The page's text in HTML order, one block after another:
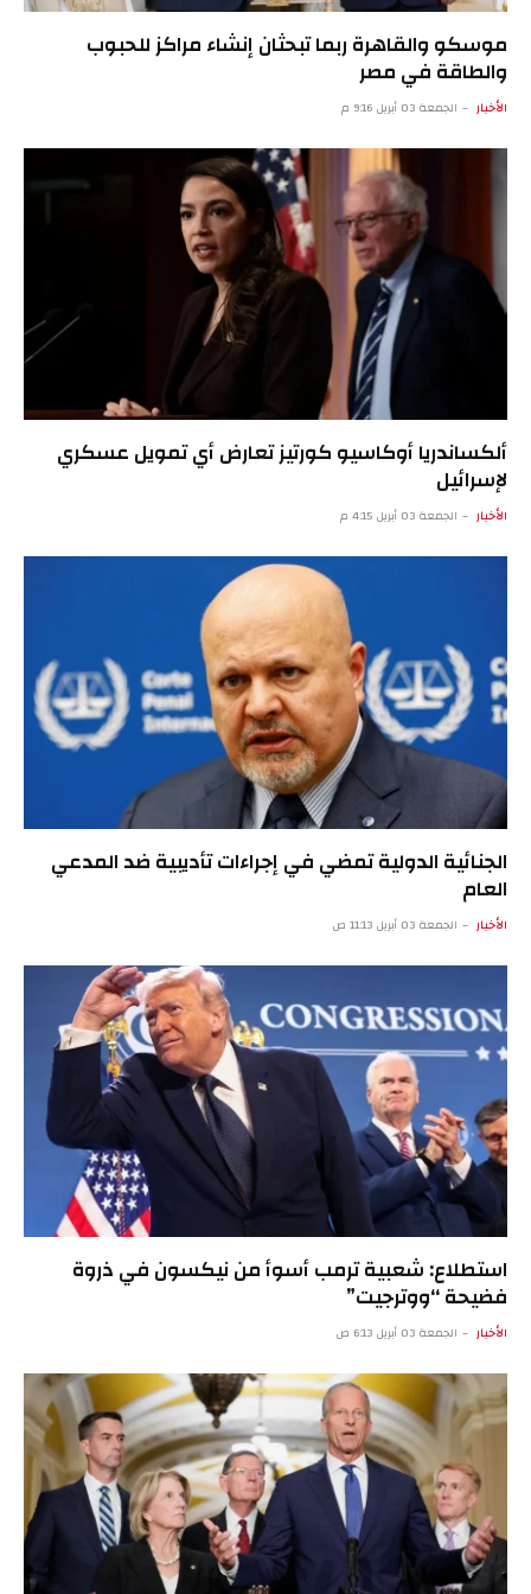
موسكو والقاهرة ربما تبحثان إنشاء مراكز للحبوب
والطاقة في مصر
الأخبار الجمعة 03 أبريل 9:16 م
ألكساندريا أوكاسيو كورتيز تعارض أي تمويل عسكري
لإسرائيل
الأخبار الجمعة 03 أبريل 4:15 م
الجنائية الدولية تمضي في إجراءات تأديبية ضد المدعي
العام
الأخبار الجمعة 03 أبريل 11:13 ص
استطلاع: شعبية ترمب أسوأ من نيكسون في ذروة
فضيحة “ووترجيت”
الأخبار الجمعة 03 أبريل 6:13 ص